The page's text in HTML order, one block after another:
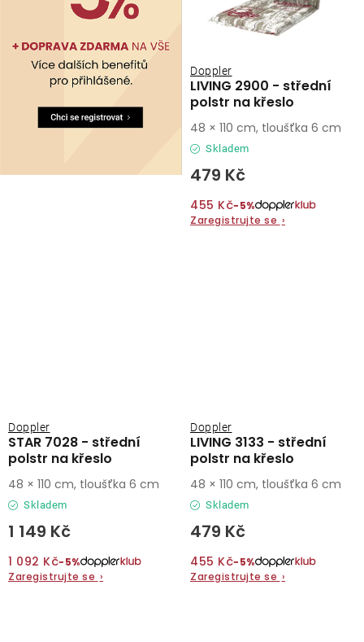
LIVING 2900 - střední
polstr na křeslo
Doppler
Skladem
479 Kč
455 Kč−5%
Zaregistrujte se ›
48 × 110 cm, tloušťka 6 cm
STAR 7028 - střední
polstr na křeslo
Doppler
Skladem
1 149 Kč
1 092 Kč−5%
Zaregistrujte se ›
48 × 110 cm, tloušťka 6 cm
LIVING 3133 - střední
polstr na křeslo
Doppler
Skladem
479 Kč
455 Kč−5%
Zaregistrujte se ›
48 × 110 cm, tloušťka 6 cm